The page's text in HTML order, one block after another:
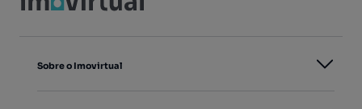
Sobre o Imovirtual